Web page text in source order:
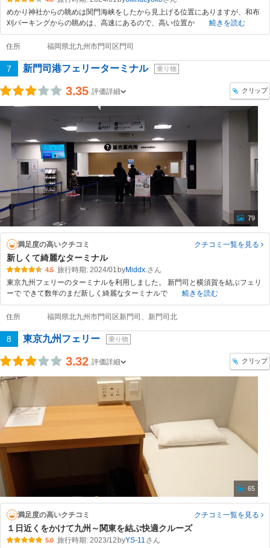
めかり神社からの眺めは関門海峡をしたから見上げる位置にありますが、和布
刈パーキングからの眺めは、高速にあるので、高い位置か
続きを読む
住所 福岡県北九州市門司区門司
7 新門司港フェリーターミナル 乗り物
3.35 評価詳細 クリップ
79
満足度の高いクチコミ クチコミ一覧を見る
新しくて綺麗なターミナル
4.5 旅行時期: 2024/01 byMiddx.
東京九州フェリーのターミナルを利用しました。 新門司と横須賀を結ぶフェリ
ーで できて数年のまだ新しく綺麗なターミナルで
続きを読む
住所 福岡県北九州市門司区新門司、新門司北
8 東京九州フェリー 乗り物
3.32 評価詳細 クリップ
65
満足度の高いクチコミ クチコミ一覧を見る
１日近くをかけて九州～関東を結ぶ快適クルーズ
5.0 旅行時期: 2023/12 byYS-11